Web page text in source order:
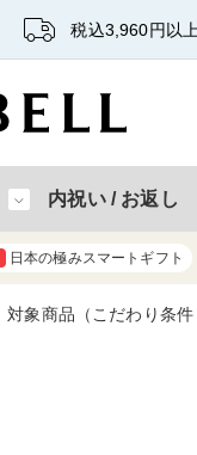
税込3,960円以
内祝い / お返し
日本の極みスマートギフト
対象商品（こだわり条